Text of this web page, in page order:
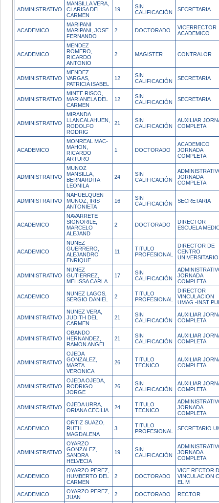
ADMINISTRATIVO
MANSILLA VERA,
CLARISA DEL
CARMEN
19
SIN
CALIFICACIÓN
SECRETARIA
ACADEMICO
MARIPANI
MARIPANI, JOSE
FERNANDO
2 DOCTORADO
VICERRECTOR
ACADEMICO
ACADEMICO
MENDEZ
ROMERO,
RICARDO
ANTONIO
2 MAGISTER CONTRALOR
ADMINISTRATIVO
MENDEZ
VARGAS,
PATRICIA ISABEL
12
SIN
CALIFICACIÓN
SECRETARIA
ADMINISTRATIVO
MINTE RISCO,
MARIANELA DEL
CARMEN
12
SIN
CALIFICACIÓN
SECRETARIA
ADMINISTRATIVO
MIRANDA
LLANCALAHUEN,
RODOLFO
RODRIG
21
SIN
CALIFICACIÓN
AUXILIAR
COMPLETA
ACADEMICO
MONREAL MAC-
MAHON,
RICARDO
ARTURO
1 DOCTORADO
ACADEMICO
JORNADA
COMPLETA
ADMINISTRATIVO
MUNOZ
MANSILLA,
BERNARDITA
LEONILA
24
SIN
CALIFICACIÓN
JORNADA
COMPLETA
ADMINISTRATIVO
NAHUELQUEN
MUNOZ, IRIS
ANTONIETA
16
SIN
CALIFICACIÓN
SECRETARIA
ACADEMICO
NAVARRETE
SIGNORILE,
MARCELO
ALEJAND
2 DOCTORADO
DIRECTOR
ESCUELA
ACADEMICO
NUNEZ
GUERRERO,
ALEJANDRO
ENRIQUE
11
TITULO
PROFESIONAL
DIRECTOR DE
CENTRO
UNIVERSITARIO
ADMINISTRATIVO
NUNEZ
GUTIERREZ,
MELISSA CARLA
17
SIN
CALIFICACIÓN
JORNADA
COMPLETA
ACADEMICO
NUNEZ LAGOS,
SERGIO DANIEL
2
TITULO
PROFESIONAL
DIRECTOR
VINCULACION
UMAG -INST
ADMINISTRATIVO
NUNEZ VERA,
JUDITH DEL
CARMEN
21
SIN
CALIFICACIÓN
AUXILIAR
COMPLETA
ADMINISTRATIVO
OBANDO
HERNANDEZ,
RAMON ANGEL
21
SIN
CALIFICACIÓN
AUXILIAR
COMPLETA
ADMINISTRATIVO
OJEDA
GONZALEZ,
MARTA
VERONICA
26
TITULO
TECNICO
AUXILIAR
COMPLETA
ADMINISTRATIVO
OJEDA OJEDA,
RODRIGO
JORGE
26
SIN
CALIFICACIÓN
AUXILIAR
COMPLETA
ADMINISTRATIVO
OJEDA URRA,
ORIANA CECILIA
24
TITULO
TECNICO
JORNADA
COMPLETA
ACADEMICO
ORTIZ SUAZO,
RUTH
MAGDALENA
3
TITULO
PROFESIONAL
SECRETARIO
ADMINISTRATIVO
OYARZO
GONZALEZ,
SANDRA
HELVECIA
19
SIN
CALIFICACIÓN
JORNADA
COMPLETA
ACADEMICO
OYARZO PEREZ,
HUMBERTO DEL
CARMEN
2 DOCTORADO
VICE RECTOR
VINCULACION
EL M
ACADEMICO
OYARZO PEREZ,
JUAN
2 DOCTORADO RECTOR